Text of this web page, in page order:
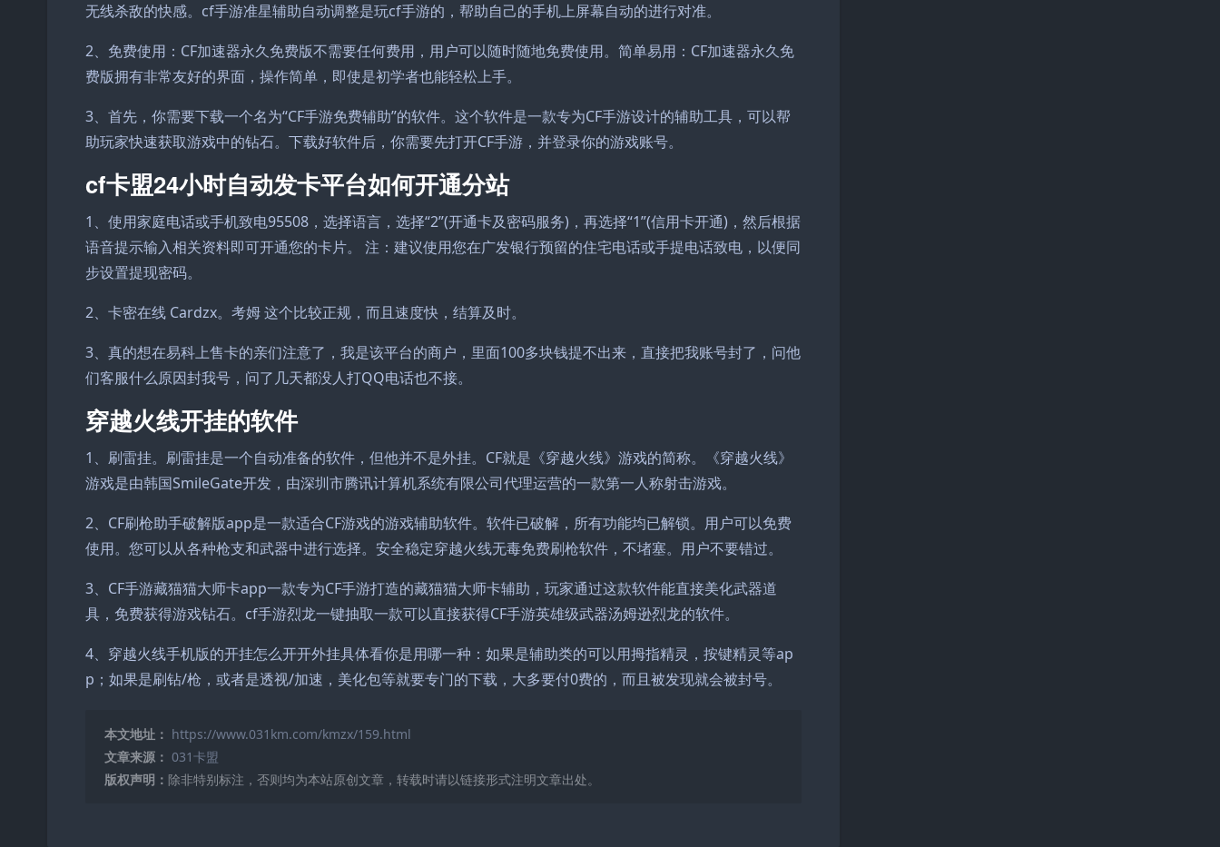
无线杀敌的快感。cf手游准星辅助自动调整是玩cf手游的，帮助自己的手机上屏幕自动的进行对准。
2、免费使用：CF加速器永久免费版不需要任何费用，用户可以随时随地免费使用。简单易用：CF加速器永久免
费版拥有非常友好的界面，操作简单，即使是初学者也能轻松上手。
3、首先，你需要下载一个名为“CF手游免费辅助”的软件。这个软件是一款专为CF手游设计的辅助工具，可以帮
助玩家快速获取游戏中的钻石。下载好软件后，你需要先打开CF手游，并登录你的游戏账号。
cf卡盟24小时自动发卡平台如何开通分站
1、使用家庭电话或手机致电95508，选择语言，选择“2”(开通卡及密码服务)，再选择“1”(信用卡开通)，然后根据
语音提示输入相关资料即可开通您的卡片。 注：建议使用您在广发银行预留的住宅电话或手提电话致电，以便同
步设置提现密码。
2、卡密在线 Cardzx。考姆 这个比较正规，而且速度快，结算及时。
3、真的想在易科上售卡的亲们注意了，我是该平台的商户，里面100多块钱提不出来，直接把我账号封了，问他
们客服什么原因封我号，问了几天都没人打QQ电话也不接。
穿越火线开挂的软件
1、刷雷挂。刷雷挂是一个自动准备的软件，但他并不是外挂。CF就是《穿越火线》游戏的简称。《穿越火线》
游戏是由韩国SmileGate开发，由深圳市腾讯计算机系统有限公司代理运营的一款第一人称射击游戏。
2、CF刷枪助手破解版app是一款适合CF游戏的游戏辅助软件。软件已破解，所有功能均已解锁。用户可以免费
使用。您可以从各种枪支和武器中进行选择。安全稳定穿越火线无毒免费刷枪软件，不堵塞。用户不要错过。
3、CF手游藏猫猫大师卡app一款专为CF手游打造的藏猫猫大师卡辅助，玩家通过这款软件能直接美化武器道
具，免费获得游戏钻石。cf手游烈龙一键抽取一款可以直接获得CF手游英雄级武器汤姆逊烈龙的软件。
4、穿越火线手机版的开挂怎么开开外挂具体看你是用哪一种：如果是辅助类的可以用拇指精灵，按键精灵等ap
p；如果是刷钻/枪，或者是透视/加速，美化包等就要专门的下载，大多要付0费的，而且被发现就会被封号。
本文地址： https://www.031km.com/kmzx/159.html
文章来源： 031卡盟
版权声明： 除非特别标注，否则均为本站原创文章，转载时请以链接形式注明文章出处。